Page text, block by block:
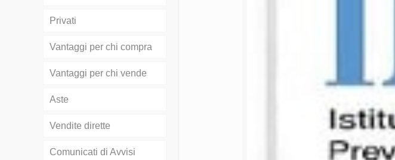
Privati
Vantaggi per chi compra
Vantaggi per chi vende
Aste
Vendite dirette
Comunicati di Avvisi